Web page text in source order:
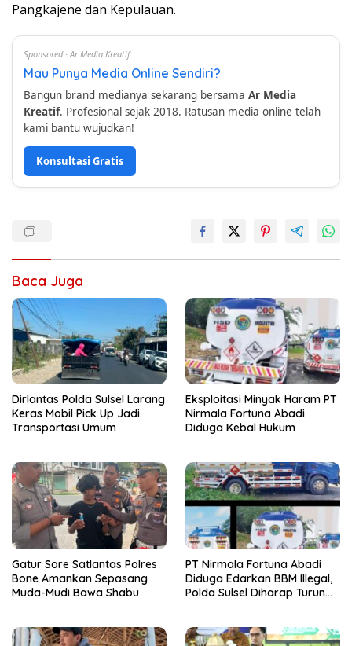
Pangkajene dan Kepulauan.
Sponsored · Ar Media Kreatif
Mau Punya Media Online Sendiri?
Bangun brand medianya sekarang bersama Ar Media
Kreatif. Profesional sejak 2018. Ratusan media online telah
kami bantu wujudkan!
Konsultasi Gratis
Baca Juga
Dirlantas Polda Sulsel Larang
Keras Mobil Pick Up Jadi
Transportasi Umum
Eksploitasi Minyak Haram PT
Nirmala Fortuna Abadi
Diduga Kebal Hukum
Gatur Sore Satlantas Polres
Bone Amankan Sepasang
Muda-Mudi Bawa Shabu
PT Nirmala Fortuna Abadi
Diduga Edarkan BBM Illegal,
Polda Sulsel Diharap Turun